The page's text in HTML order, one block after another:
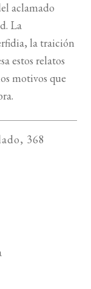
aclamado
La
la traición
estos relatos
motivos que
, 368